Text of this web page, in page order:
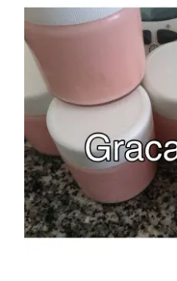
Loja
Blog
Contactos